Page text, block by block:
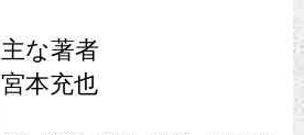
主な著者
宮本充也